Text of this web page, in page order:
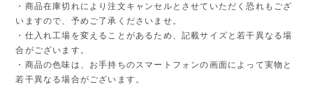
・商品在庫切れにより注文キャンセルとさせていただく恐れもござ
いますので、予めご了承くださいませ。
・仕入れ工場を変えることがあるため、記載サイズと若干異なる場
合がございます。
・商品の色味は、お手持ちのスマートフォンの画面によって実物と
若干異なる場合がございます。